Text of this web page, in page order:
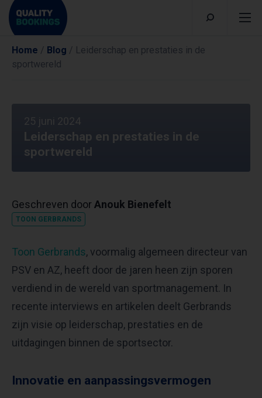
Home / Blog / Leiderschap en prestaties in de
sportwereld
25 juni 2024
Leiderschap en prestaties in de
sportwereld
Geschreven door Anouk Bienefelt
TOON GERBRANDS
Toon Gerbrands, voormalig algemeen directeur van
PSV en AZ, heeft door de jaren heen zijn sporen
verdiend in de wereld van sportmanagement. In
recente interviews en artikelen deelt Gerbrands
zijn visie op leiderschap, prestaties en de
uitdagingen binnen de sportsector.
Innovatie en aanpassingsvermogen